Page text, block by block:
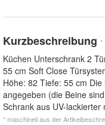
Kurzbeschreibung *
Küchen Unterschrank 2
55 cm Soft Close
Höhe: 82 Tiefe: 55 cm
angegeben (die Beine
Schrank aus UV-lackierter
* maschinell aus der